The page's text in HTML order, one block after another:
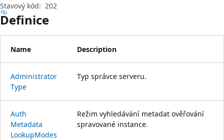
Stavový kód: 202
Definice
Name Description
Administrator
Type
Typ správce serveru.
Auth
Metadata
LookupModes
Režim vyhledávání metadat ověřování
spravované instance.